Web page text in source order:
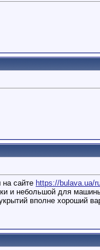
на сайте https://bulava.ua/
и небольшой для
вполне хороший